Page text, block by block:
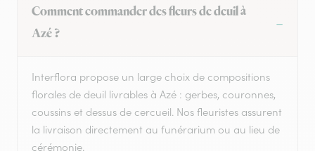
Comment commander des fleurs de deuil à
Azé ?
Interflora propose un large choix de compositions
florales de deuil livrables à Azé : gerbes, couronnes,
coussins et dessus de cercueil. Nos fleuristes assurent
la livraison directement au funérarium ou au lieu de
cérémonie.